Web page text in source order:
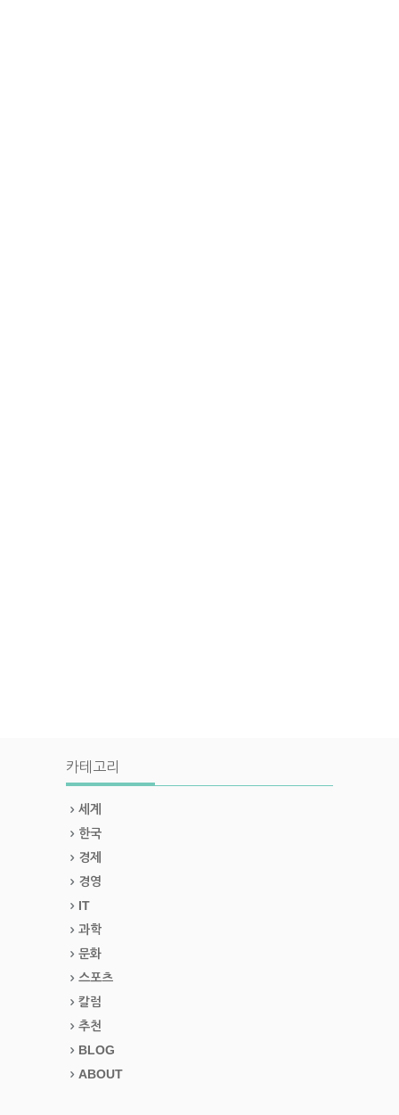
카테고리
세계
한국
경제
경영
IT
과학
문화
스포츠
칼럼
추천
BLOG
ABOUT